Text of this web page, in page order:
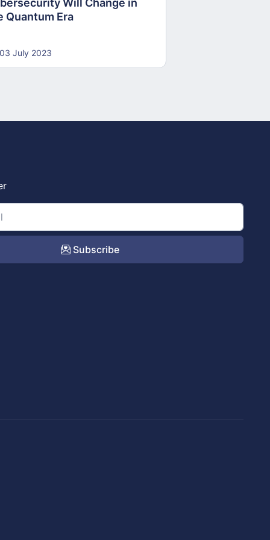
Will Change in
Quantum Era
03 July 2023
Subscribe